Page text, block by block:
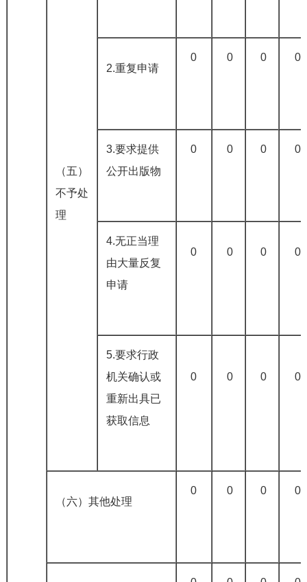
（五）
不予处
理
2.重复申请
0 0 0 0
3.要求提供
公开出版物
0 0 0 0
4.无正当理
由大量反复
申请
0 0 0 0
5.要求行政
机关确认或
重新出具已
获取信息
0 0 0 0
（六）其他处理
0 0 0 0